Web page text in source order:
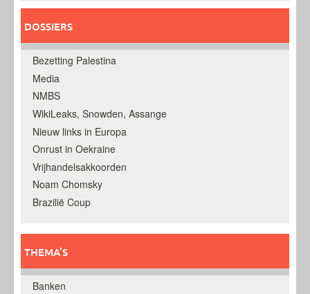
DOSSIERS
Bezetting Palestina
Media
NMBS
WikiLeaks, Snowden, Assange
Nieuw links in Europa
Onrust in Oekraine
Vrijhandelsakkoorden
Noam Chomsky
Brazilië Coup
THEMA’S
Banken